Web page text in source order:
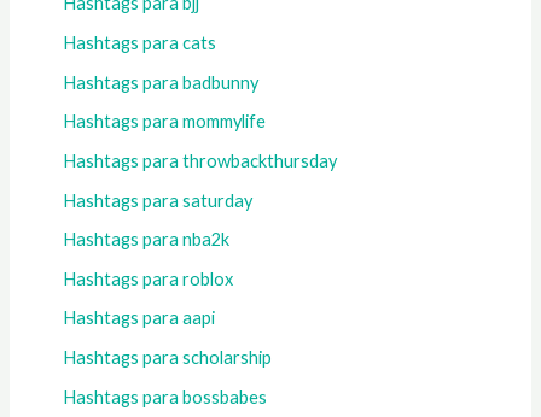
Hashtags para cats
Hashtags para badbunny
Hashtags para mommylife
Hashtags para throwbackthursday
Hashtags para saturday
Hashtags para nba2k
Hashtags para roblox
Hashtags para aapi
Hashtags para scholarship
Hashtags para bossbabes